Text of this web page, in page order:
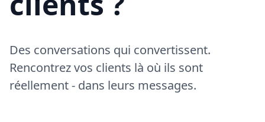
Des conversations qui convertissent.
Rencontrez vos clients là où ils sont
réellement - dans leurs messages.